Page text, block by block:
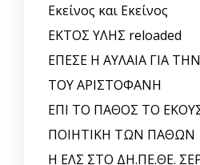
Εκείνος και Εκείνος
ΕΚΤΟΣ ΥΛΗΣ reloaded
ΕΠΕΣΕ Η ΑΥΛΑΙΑ ΓΙΑ
ΤΟΥ ΑΡΙΣΤΟΦΑΝΗ
ΕΠΙ ΤΟ ΠΑΘΟΣ ΤΟ
ΠΟΙΗΤΙΚΗ ΤΩΝ ΠΑΘΩΝ
Η ΕΛΣ ΣΤΟ ΔΗ.ΠΕ.ΘΕ.